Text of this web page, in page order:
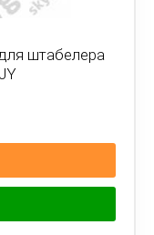
штабелера